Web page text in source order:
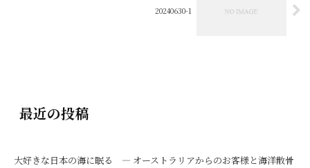
20240630-1
最近の投稿
大好きな日本の海に眠る ― オーストラリアからのお客様と海洋散骨